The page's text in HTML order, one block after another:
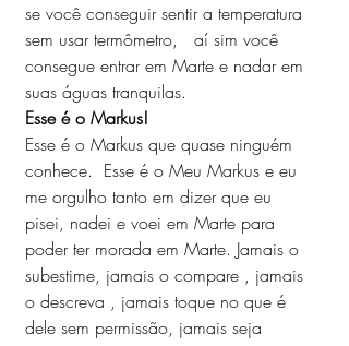
se você conseguir sentir a temperatura
sem usar termômetro,   aí sim você
consegue entrar em Marte e nadar em
suas águas tranquilas.
Esse é o Markus!
Esse é o Markus que quase ninguém
conhece.  Esse é o Meu Markus e eu
me orgulho tanto em dizer que eu
pisei, nadei e voei em Marte para
poder ter morada em Marte. Jamais o
subestime, jamais o compare , jamais
o descreva , jamais toque no que é
dele sem permissão, jamais seja